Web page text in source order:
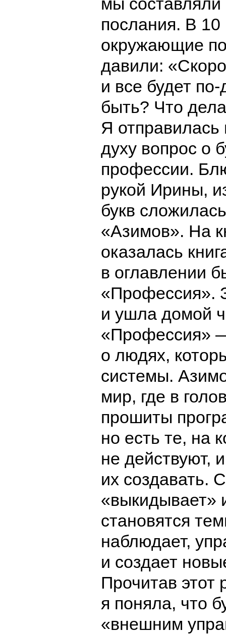
послания. В 10
окружающие
давили:
и все будет по-
быть? Что
Я отправилась
духу вопрос о
профессии.
рукой Ирины,
букв
«Азимов». На
оказалась
в оглавлении
«Профессия».
и ушла домой
«Профессия»
о людях,
системы.
мир, где в
прошиты
но есть те, на
не действуют,
их создавать.
«выкидывает»
становятся
наблюдает,
и создает
Прочитав этот
я поняла, что
«внешним